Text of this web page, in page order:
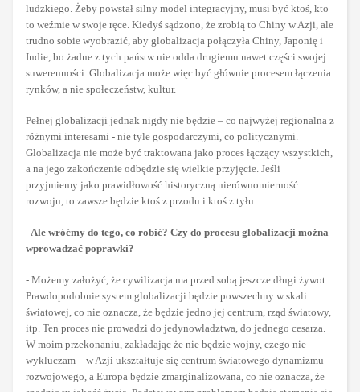
ludzkiego. Żeby powstał silny model integracyjny, musi być ktoś, kto
to weźmie w swoje ręce. Kiedyś sądzono, że zrobią to Chiny w Azji, ale
trudno sobie wyobrazić, aby globalizacja połączyła Chiny, Japonię i
Indie, bo żadne z tych państw nie odda drugiemu nawet części swojej
suwerenności. Globalizacja może więc być głównie procesem łączenia
rynków, a nie społeczeństw, kultur.
Pełnej globalizacji jednak nigdy nie będzie – co najwyżej regionalna z
różnymi interesami - nie tyle gospodarczymi, co politycznymi.
Globalizacja nie może być traktowana jako proces łączący wszystkich,
a na jego zakończenie odbędzie się wielkie przyjęcie. Jeśli
przyjmiemy jako prawidłowość historyczną nierównomierność
rozwoju, to zawsze będzie ktoś z przodu i ktoś z tyłu.
-Ale wróćmy do tego, co robić? Czy do procesu globalizacji można
wprowadzać poprawki?
- Możemy założyć, że cywilizacja ma przed sobą jeszcze długi żywot.
Prawdopodobnie system globalizacji będzie powszechny w skali
światowej, co nie oznacza, że będzie jedno jej centrum, rząd światowy,
itp. Ten proces nie prowadzi do jedynowładztwa, do jednego cesarza.
W moim przekonaniu, zakładając że nie będzie wojny, czego nie
wykluczam – w Azji ukształtuje się centrum światowego dynamizmu
rozwojowego, a Europa będzie zmarginalizowana, co nie oznacza, że